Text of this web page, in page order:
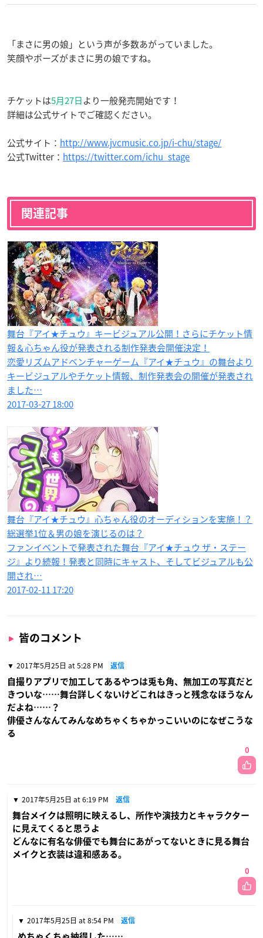
「まさに男の娘」という声が多数あがっていました。
笑顔やポーズがまさに男の娘ですね。
チケットは5月27日より一般発売開始です！
詳細は公式サイトでご確認ください。
公式サイト： http://www.jvcmusic.co.jp/i-chu/stage/
公式Twitter： https://twitter.com/ichu_stage
関連記事
舞台『アイ★チュウ』キービジュアル公開！さらにチケット情
報＆心ちゃん役が発表される制作発表会開催決定！
恋愛リズムアドベンチャーゲーム『アイ★チュウ』の舞台より
キービジュアルやチケット情報、制作発表会の開催が発表され
ました…
2017-03-27 18:00
舞台『アイ★チュウ』心ちゃん役のオーディションを実施！？
総選挙1位＆男の娘を演じるのは？
ファンイベントで発表された舞台『アイ★チュウ ザ・ステー
ジ』より続報！発表と同時にキャスト、そしてビジュアルも公
開され…
2017-02-11 17:20
皆のコメント
2017年5月25日 at 5:28 PM 返信
自撮りアプリで加工してあるやつは兎も角、無加工の写真だと
きついな……舞台詳しくないけどこれはきっと残念なほうなん
だよね……？
俳優さんなんてみんなめちゃくちゃかっこいいのになぜこうな
る
0
2017年5月25日 at 6:19 PM 返信
舞台メイクは照明に映えるし、所作や演技力とキャラクター
に見えてくると思うよ
どんなに有名な俳優でも舞台にあがってないときに見る舞台
メイクと衣装は違和感ある。
0
2017年5月25日 at 8:54 PM 返信
めちゃくちゃ納得した……